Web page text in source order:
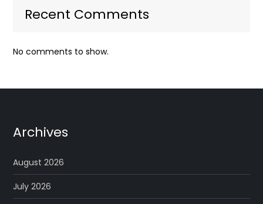
Recent Comments
No comments to show.
Archives
August 2026
July 2026